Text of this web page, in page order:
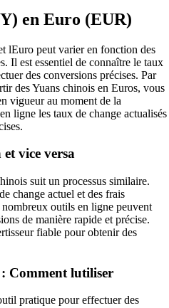
en Euro (EUR)
lEuro peut varier en fonction des
Il est essentiel de connaître le taux
des conversions précises. Par
des Yuans chinois en Euros, vous
vigueur au moment de la
ligne les taux de change actualisés
vice versa
suit un processus similaire.
change actuel et des frais
outils en ligne peuvent
de manière rapide et précise.
fiable pour obtenir des
Comment lutiliser
pratique pour effectuer des